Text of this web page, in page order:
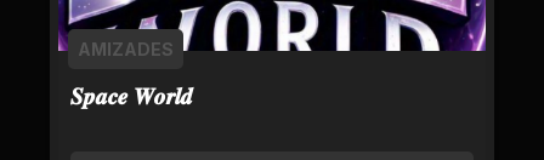
𝑺𝒑𝒂𝒄𝒆 𝑾𝒐𝒓𝒍𝒅
AMIZADES